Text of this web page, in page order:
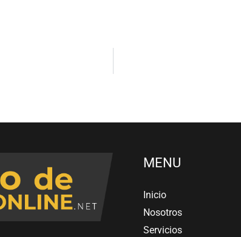
MENU
Inicio
Nosotros
Servicios